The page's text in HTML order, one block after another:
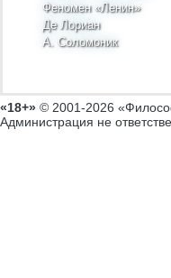
Феномен «Ленин»
Де Лориан
А. Соломоник
«18+» © 2001-2026
Администрация не